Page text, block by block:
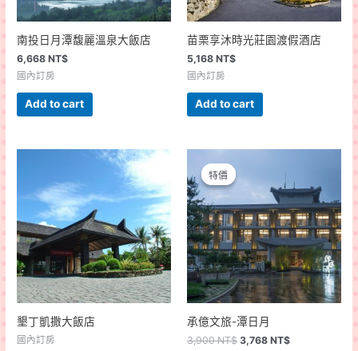
南投日月潭馥麗溫泉大飯店
6,668NT$
國內訂房
Add to cart
苗栗享沐時光莊園渡假酒店
5,168 NT$
國內訂房
Add to cart
墾丁凱撒大飯店
國內訂房
特價
特價
承億文旅-潭日月
3,900NT$ 3,768 NT$